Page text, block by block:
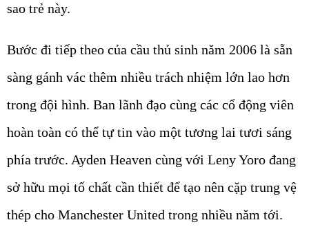
sao trẻ này.
Bước đi tiếp theo của cầu thủ sinh năm 2006 là sẵn
sàng gánh vác thêm nhiều trách nhiệm lớn lao hơn
trong đội hình. Ban lãnh đạo cùng các cổ động viên
hoàn toàn có thể tự tin vào một tương lai tươi sáng
phía trước. Ayden Heaven cùng với Leny Yoro đang
sở hữu mọi tố chất cần thiết để tạo nên cặp trung vệ
thép cho Manchester United trong nhiều năm tới.